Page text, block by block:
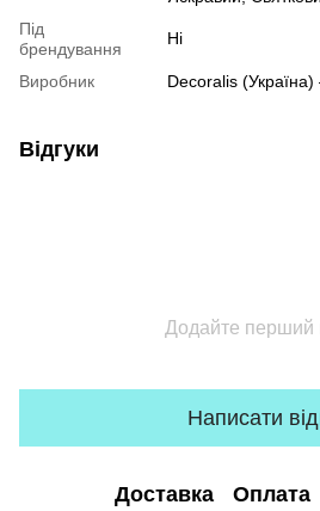
Під
брендування
Ні
Виробник Decoralis
Відгуки
Додайте перший
Написати
Доставка Оплата